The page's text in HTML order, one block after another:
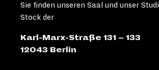
Sie finden unseren Saal und unser
Stock der
Karl-Marx-Straße 131 – 133
12043 Berlin